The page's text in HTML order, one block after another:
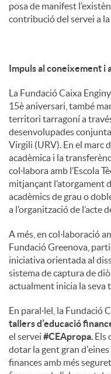
posa de manifest
contribució del servei a
Impuls al coneixement i
La Fundació Caixa
15è aniversari, també
territori tarragoní a
desenvolupades
Virgili (URV). En el marc
acadèmica i la
col·labora amb l’Escola
mitjançant l’atorgament
acadèmics de grau o
a l’organització de l’acte
A més, en col·laboració
Fundació Greenova,
iniciativa orientada al
sistema de captura de
actualment inicia la seva
En paral·lel, la Fundació
tallers d’educació
el servei #CEApropa. Els
dotar la gent gran
finances amb més